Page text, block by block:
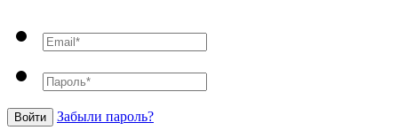
Войти Забыли пароль?